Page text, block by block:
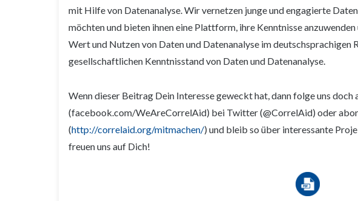
mit Hilfe von Datenanalyse. Wir vernetzen junge und engagierte
möchten und bieten ihnen eine Plattform, ihre Kenntnisse
Wert und Nutzen von Daten und Datenanalyse im deutschsprachigen
gesellschaftlichen Kenntnisstand von Daten und Datenanalyse.
Wenn dieser Beitrag Dein Interesse geweckt hat, dann folge uns doch
(facebook.com/WeAreCorrelAid) bei Twitter (@CorrelAid) oder
(http://correlaid.org/mitmachen/) und bleib so über interessante
freuen uns auf Dich!